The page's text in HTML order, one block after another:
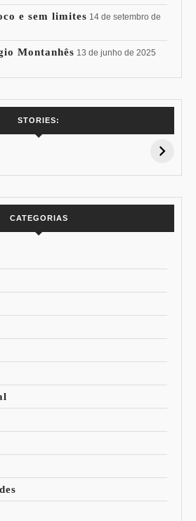
e sem limites 14 de setembro de
Montanhês 13 de junho de 2025
STORIES:
Pessoal: Os
CATEGORIAS